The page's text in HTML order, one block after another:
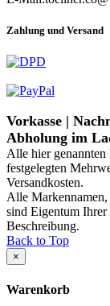
Zahlung und Versand
Vorkasse |
Abholung im
Alle hier genannten
festgelegten
Versandkosten.
Alle
sind Eigentum Ihrer
Beschreibung.
Back to Top
×
Warenkorb